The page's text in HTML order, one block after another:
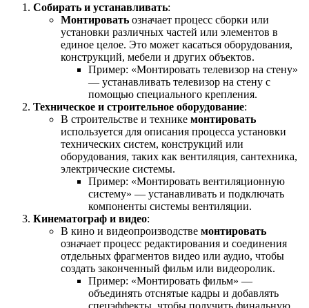
Собирать и устанавливать:
Монтировать означает процесс сборки или
установки различных частей или элементов в
единое целое. Это может касаться оборудования,
конструкций, мебели и других объектов.
Пример: «Монтировать телевизор на стену»
— устанавливать телевизор на стену с
помощью специального крепления.
Техническое и строительное оборудование:
В строительстве и технике монтировать
используется для описания процесса установки
технических систем, конструкций или
оборудования, таких как вентиляция, сантехника,
электрические системы.
Пример: «Монтировать вентиляционную
систему» — устанавливать и подключать
компоненты системы вентиляции.
Кинематограф и видео:
В кино и видеопроизводстве монтировать
означает процесс редактирования и соединения
отдельных фрагментов видео или аудио, чтобы
создать законченный фильм или видеоролик.
Пример: «Монтировать фильм» —
объединять отснятые кадры и добавлять
спецэффекты, чтобы получить финальную